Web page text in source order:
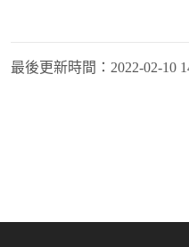
最後更新時間： 2022-02-10